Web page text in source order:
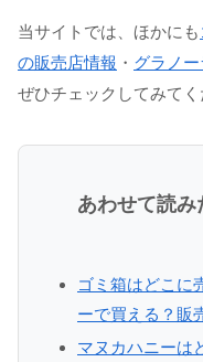
当サイトでは、ほかにも
の販売店情報 ・ グラノ
ぜひチェックしてみてく
あわせて読み
ゴミ箱はどこに
ーで買える？販
マヌカハニーは